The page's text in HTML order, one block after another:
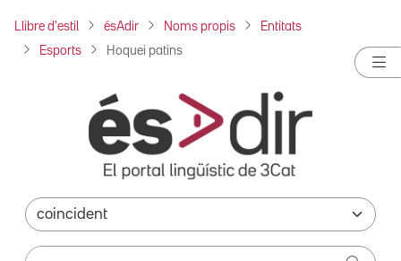
Llibre d'estil ésAdir Noms propis Entitats
Esports Hoquei patins